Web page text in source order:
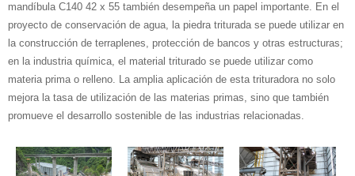
mandíbula C140 42 x 55 también desempeña un papel importante. En el
proyecto de conservación de agua, la piedra triturada se puede utilizar en
la construcción de terraplenes, protección de bancos y otras estructuras;
en la industria química, el material triturado se puede utilizar como
materia prima o relleno. La amplia aplicación de esta trituradora no solo
mejora la tasa de utilización de las materias primas, sino que también
promueve el desarrollo sostenible de las industrias relacionadas.